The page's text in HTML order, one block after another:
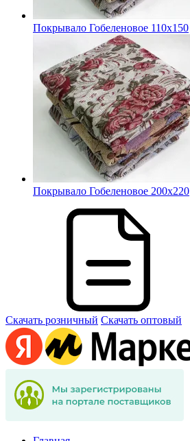
Покрывало Гобеленовое 110х150
Покрывало Гобеленовое 200х220
Скачать розничный Скачать оптовый